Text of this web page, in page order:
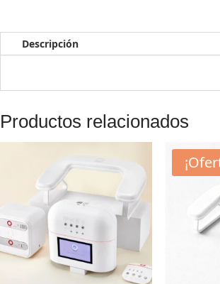
cantidad
Descripción
Productos relacionados